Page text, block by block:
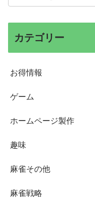
カテゴリー
お得情報
ゲーム
ホームページ製作
趣味
麻雀その他
麻雀戦略